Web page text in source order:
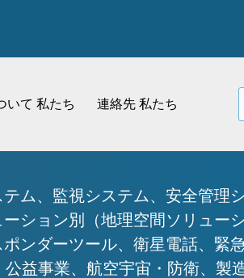
いて 私たち 連絡先 私たち
ム、監視システム、安全管理
ション別（地理空間ソリュー
ンダーツール、衛星電話、緊
益事業、航空宇宙・防衛、製